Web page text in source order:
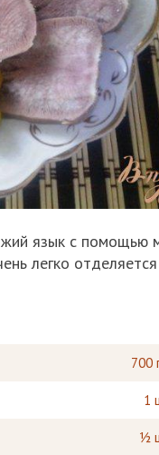
язык с помощью
легко
700
1
½